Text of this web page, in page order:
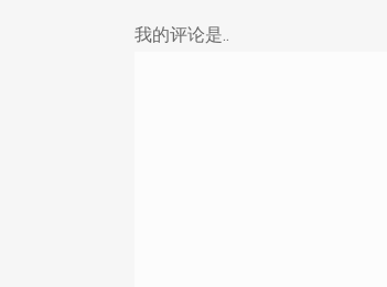
我的评论是..